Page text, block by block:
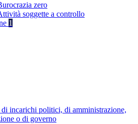
zero
soggette a controllo
1
incarichi politici, di amministrazione,
o di governo